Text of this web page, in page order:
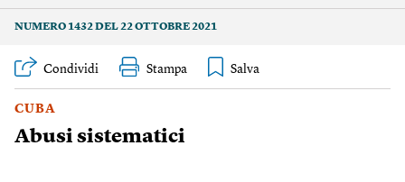
NUMERO 1432 DEL 22 OTTOBRE 2021
Condividi Stampa
CUBA
Abusi sistematici